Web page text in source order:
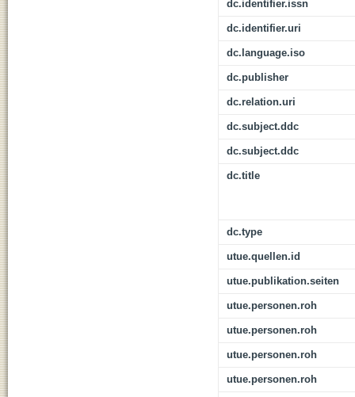
dc.identifier.issn
dc.identifier.uri
dc.language.iso
dc.publisher
dc.relation.uri
dc.subject.ddc
dc.subject.ddc
dc.title
dc.type
utue.quellen.id
utue.publikation.seiten
utue.personen.roh
utue.personen.roh
utue.personen.roh
utue.personen.roh